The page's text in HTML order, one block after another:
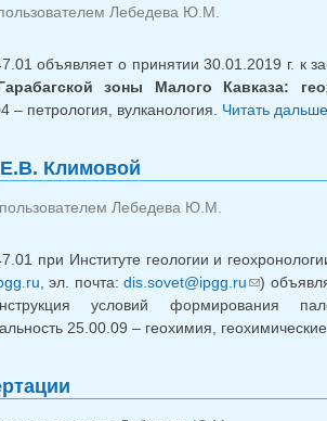
Лебедева Ю.М.
объявляет о принятии 30.01.2019 г. к
зоны Малого Кавказа:
– петрология, вулканология. Читать
Е.В. Климовой
Лебедева Ю.М.
при Институте геологии и
, эл. почта:dis.sovet@ipgg.ru )
условий формирования
25.00.09 – геохимия,